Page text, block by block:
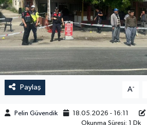
Paylaş A-
Pelin Güvendik 18.05.2026 - 16:11
Okunma Süresi: 1 Dk